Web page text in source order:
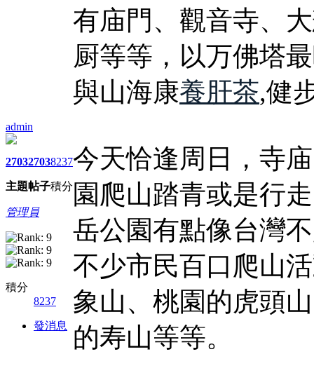
admin
2703
主題
2703
帖子
8237
積分
管理員
積分
8237
發消息
有庙門、觀音寺、
厨等等，以万佛塔
與山海康養肝茶,健
今天恰逢周日，寺
園爬山踏青或是行
岳公園有點像台灣
不少市民百口爬山
象山、桃園的虎頭
的寿山等等。